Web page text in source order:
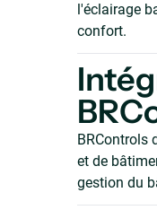
l'éclairage
confort.
BRControls
et de
gestion du